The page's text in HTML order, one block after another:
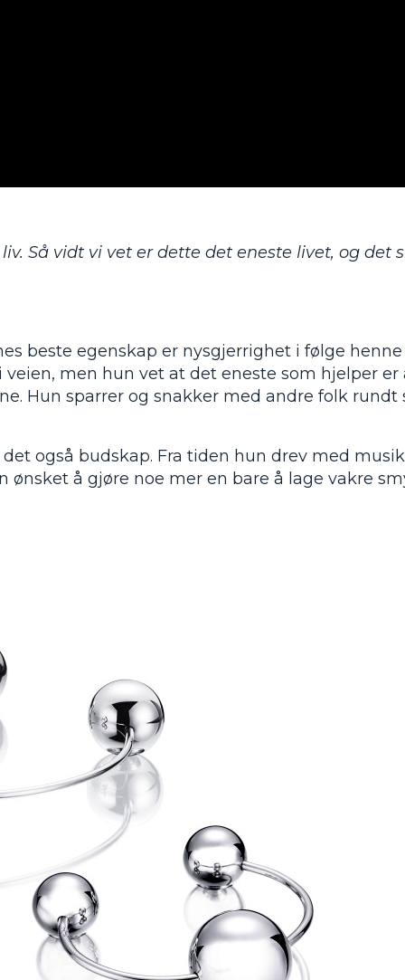
Så vidt vi vet er dette det eneste livet, og det
beste egenskap er nysgjerrighet i følge henne
men hun vet at det eneste som hjelper er
Hun sparrer og snakker med andre folk rundt
også budskap. Fra tiden hun drev med
å gjøre noe mer en bare å lage vakre